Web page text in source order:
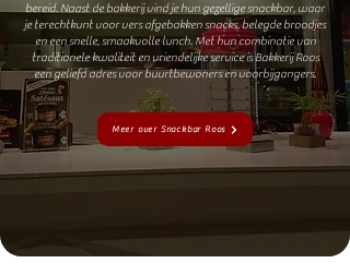
bereid. Naast de bakkerij vind je hun gezellige snackbar, waar
je terechtkunt voor vers afgebakken snacks, belegde broodjes
en een snelle, smaakvolle lunch. Met hun combinatie van
traditionele kwaliteit en vriendelijke service is Bakkerij Roos
een geliefd adres voor buurtbewoners en voorbijgangers.
Meer over Snackbar Roos